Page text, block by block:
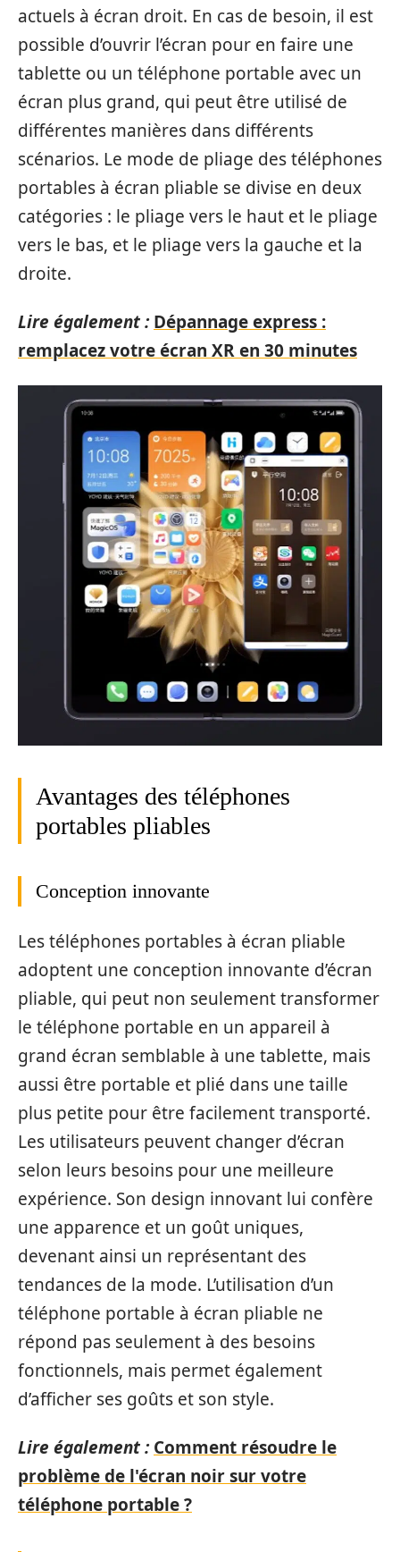
actuels à écran droit. En cas de besoin, il est
possible d’ouvrir l’écran pour en faire une
tablette ou un téléphone portable avec un
écran plus grand, qui peut être utilisé de
différentes manières dans différents
scénarios. Le mode de pliage des téléphones
portables à écran pliable se divise en deux
catégories : le pliage vers le haut et le pliage
vers le bas, et le pliage vers la gauche et la
droite.
Lire également : Dépannage express :
remplacez votre écran XR en 30 minutes
Avantages des téléphones
portables pliables
Conception innovante
Les téléphones portables à écran pliable
adoptent une conception innovante d’écran
pliable, qui peut non seulement transformer
le téléphone portable en un appareil à
grand écran semblable à une tablette, mais
aussi être portable et plié dans une taille
plus petite pour être facilement transporté.
Les utilisateurs peuvent changer d’écran
selon leurs besoins pour une meilleure
expérience. Son design innovant lui confère
une apparence et un goût uniques,
devenant ainsi un représentant des
tendances de la mode. L’utilisation d’un
téléphone portable à écran pliable ne
répond pas seulement à des besoins
fonctionnels, mais permet également
d’afficher ses goûts et son style.
Lire également : Comment résoudre le
problème de l'écran noir sur votre
téléphone portable ?